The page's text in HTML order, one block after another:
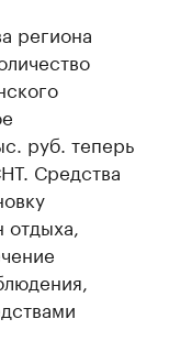
региона
руб. теперь
Средства
отдыха,